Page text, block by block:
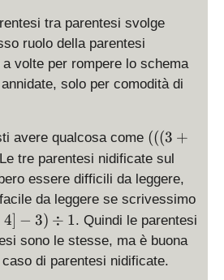
tra parentesi svolge
ruolo della parentesi
volte per rompere lo schema
solo per comodità di
avere qualcosa come ((
(
+
4
)
\
ti
(((3 +
tre parentesi nidificate sul
essere difficili da leggere,
da leggere se scrivessimo
4] − 3) ÷ 1. Quindi le parentesi
sono le stesse, ma è buona
di parentesi nidificate.